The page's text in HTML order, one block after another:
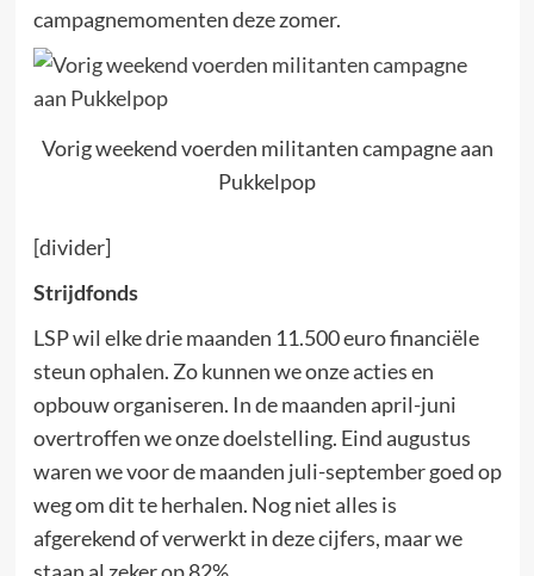
campagnemomenten deze zomer.
Vorig weekend voerden militanten campagne aan
Pukkelpop
[divider]
Strijdfonds
LSP wil elke drie maanden 11.500 euro financiële
steun ophalen. Zo kunnen we onze acties en
opbouw organiseren. In de maanden april-juni
overtroffen we onze doelstelling. Eind augustus
waren we voor de maanden juli-september goed op
weg om dit te herhalen. Nog niet alles is
afgerekend of verwerkt in deze cijfers, maar we